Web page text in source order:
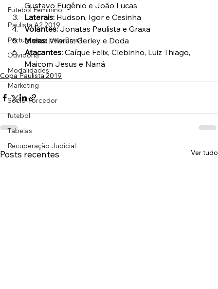
Futebol Feminino
Paulista A2 2019
Portuguesas pelo Brasil
Ouvidoria
Modalidades
Marketing
Sócio-Torcedor
futebol
Tabelas
Recuperação Judicial
Gustavo Eugênio e João Lucas
Laterais: Hudson, Igor e Cesinha
Volantes: Jonatas Paulista e Graxa
Meias: Vilares, Gerley e Doda
Atacantes: Caíque Felix, Clebinho, Luiz Thiago,
Maicom Jesus e Naná
Copa Paulista 2019
Posts recentes Ver tudo